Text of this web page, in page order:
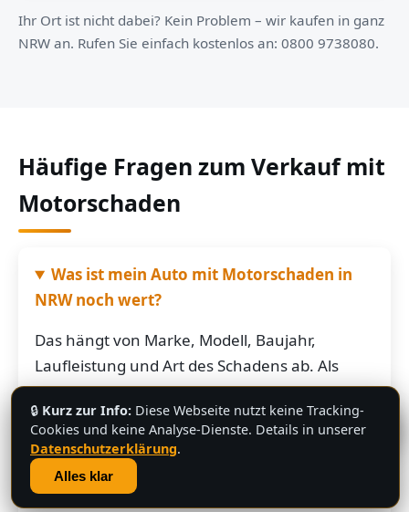
Ihr Ort ist nicht dabei? Kein Problem – wir kaufen in ganz
NRW an. Rufen Sie einfach kostenlos an: 0800 9738080.
Häufige Fragen zum Verkauf mit
Motorschaden
Was ist mein Auto mit Motorschaden in
NRW noch wert?
Das hängt von Marke, Modell, Baujahr,
Laufleistung und Art des Schadens ab. Als
grobe Richtung: Fahrzeuge mit Motorschaden
bringen je nach Restwert der Karosserie und
der Teile oft noch mehrere hundert bis
mehrere tausend Euro. Schicken Sie uns die
Fahrzeugdaten – Sie bekommen von uns eine
💬
🔒 Kurz zur Info: Diese Webseite nutzt keine Tracking-
Cookies und keine Analyse-Dienste. Details in unserer
Datenschutzerklärung.
Alles klar